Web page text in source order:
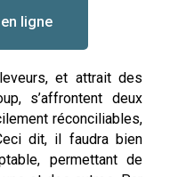
ligne
et attrait des
s’affrontent deux
réconciliables,
dit, il faudra bien
permettant de